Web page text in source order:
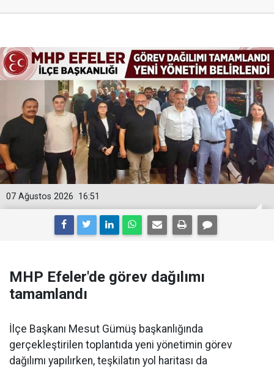
16:51
07 Ağustos 2026
MHP Efeler'de görev dağılımı
tamamlandı
İlçe Başkanı Mesut Gümüş başkanlığında
gerçekleştirilen toplantıda yeni yönetimin görev
dağılımı yapılırken, teşkilatın yol haritası da